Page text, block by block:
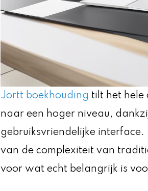
Jortt boekhouding tilt het hele
naar een hoger niveau,
gebruiksvriendelijke
van de complexiteit van
voor wat echt belangrijk is